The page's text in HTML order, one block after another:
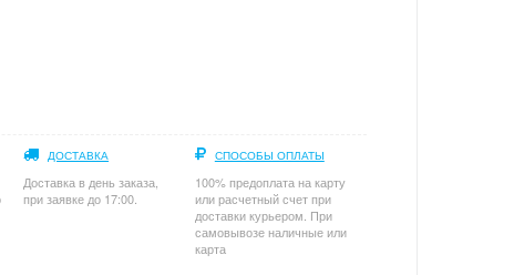
ДОСТАВКА
Доставка в день заказа,
при заявке до 17:00.
СПОСОБЫ ОПЛАТЫ
100% предоплата на карту
или расчетный счет при
доставки курьером. При
самовывозе наличные или
карта